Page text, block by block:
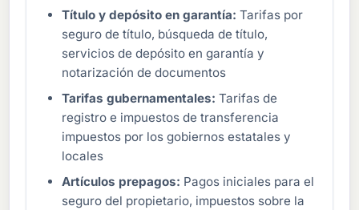
Título y depósito en garantía: Tarifas por
seguro de título, búsqueda de título,
servicios de depósito en garantía y
notarización de documentos
Tarifas gubernamentales: Tarifas de
registro e impuestos de transferencia
impuestos por los gobiernos estatales y
locales
Artículos prepagos: Pagos iniciales para el
seguro del propietario, impuestos sobre la